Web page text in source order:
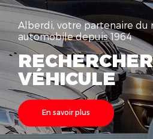
Alberdi, votre partenaire du
automobile depuis 1964
VÉHICULE
En savoir plus